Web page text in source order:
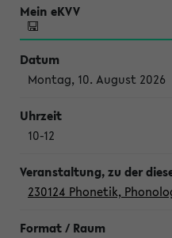
Montag, 10. August 2026
10-12
230124 Phonetik,